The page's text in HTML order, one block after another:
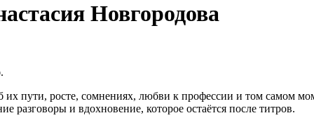
Новгородова
пути, росте, сомнениях, любви к профессии и том самом
и вдохновение, которое остаётся после титров.